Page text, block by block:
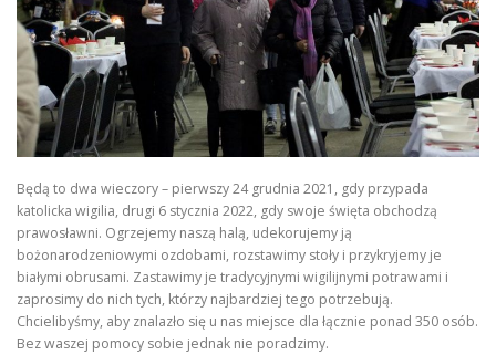
Będą to dwa wieczory – pierwszy 24 grudnia 2021, gdy przypada
katolicka wigilia, drugi 6 stycznia 2022, gdy swoje święta obchodzą
prawosławni. Ogrzejemy naszą halą, udekorujemy ją
bożonarodzeniowymi ozdobami, rozstawimy stoły i przykryjemy je
białymi obrusami. Zastawimy je tradycyjnymi wigilijnymi potrawami i
zaprosimy do nich tych, którzy najbardziej tego potrzebują.
Chcielibyśmy, aby znalazło się u nas miejsce dla łącznie ponad 350 osób.
Bez waszej pomocy sobie jednak nie poradzimy.